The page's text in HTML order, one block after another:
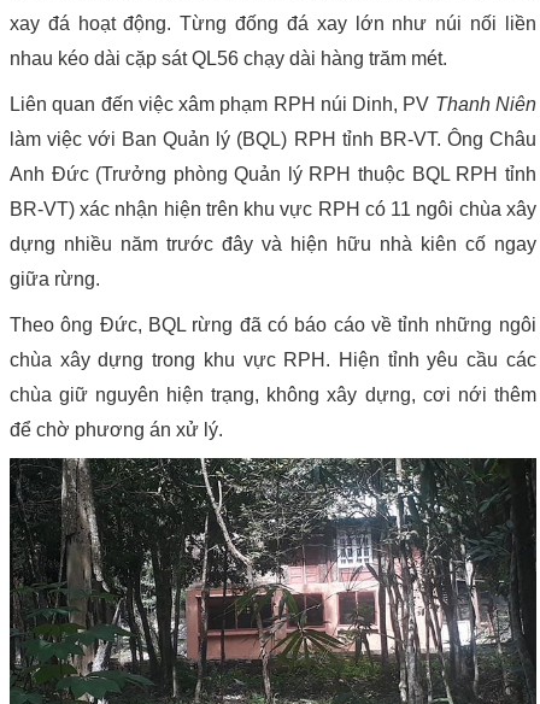
xay đá hoạt động. Từng đống đá xay lớn như núi nối liền
nhau kéo dài cặp sát QL56 chạy dài hàng trăm mét.
Liên quan đến việc xâm phạm RPH núi Dinh, PV Thanh Niên
làm việc với Ban Quản lý (BQL) RPH tỉnh BR-VT. Ông Châu
Anh Đức (Trưởng phòng Quản lý RPH thuộc BQL RPH tỉnh
BR-VT) xác nhận hiện trên khu vực RPH có 11 ngôi chùa xây
dựng nhiều năm trước đây và hiện hữu nhà kiên cố ngay
giữa rừng.
Theo ông Đức, BQL rừng đã có báo cáo về tỉnh những ngôi
chùa xây dựng trong khu vực RPH. Hiện tỉnh yêu cầu các
chùa giữ nguyên hiện trạng, không xây dựng, cơi nới thêm
để chờ phương án xử lý.